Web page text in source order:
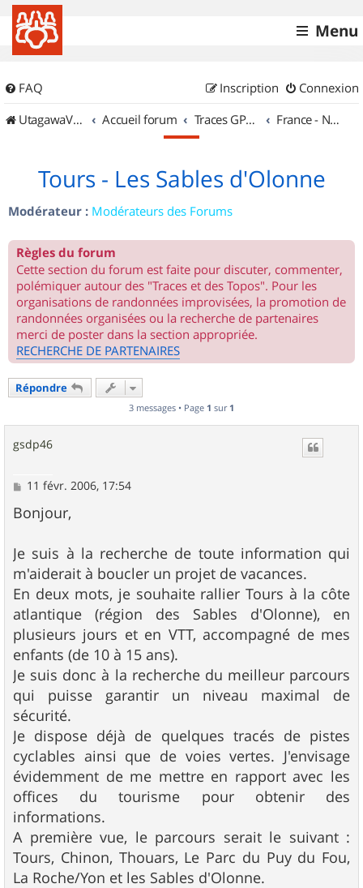
Menu
FAQ Connexion
Inscription
UtagawaVTT (Randos VTT et VTTAE avec traces GPS)
Accueil forum Traces GPS de randos VTT France - Nord Ouest
Tours - Les Sables d'Olonne
Modérateur : Modérateurs des Forums
Règles du forum
Cette section du forum est faite pour discuter, commenter,
polémiquer autour des "Traces et des Topos". Pour les
organisations de randonnées improvisées, la promotion de
randonnées organisées ou la recherche de partenaires
merci de poster dans la section appropriée.
RECHERCHE DE PARTENAIRES
Répondre
3 messages • Page 1 sur 1
gsdp46
M
s
s
g
e
11 févr. 2006, 17:54
Bonjour,
Je suis à la recherche de toute information qui
m'aiderait à boucler un projet de vacances.
En deux mots, je souhaite rallier Tours à la côte
atlantique (région des Sables d'Olonne), en
plusieurs jours et en VTT, accompagné de mes
enfants (de 10 à 15 ans).
Je suis donc à la recherche du meilleur parcours
qui puisse garantir un niveau maximal de
sécurité.
Je dispose déjà de quelques tracés de pistes
cyclables ainsi que de voies vertes. J'envisage
évidemment de me mettre en rapport avec les
offices du tourisme pour obtenir des
informations.
A première vue, le parcours serait le suivant :
Tours, Chinon, Thouars, Le Parc du Puy du Fou,
La Roche/Yon et les Sables d'Olonne.